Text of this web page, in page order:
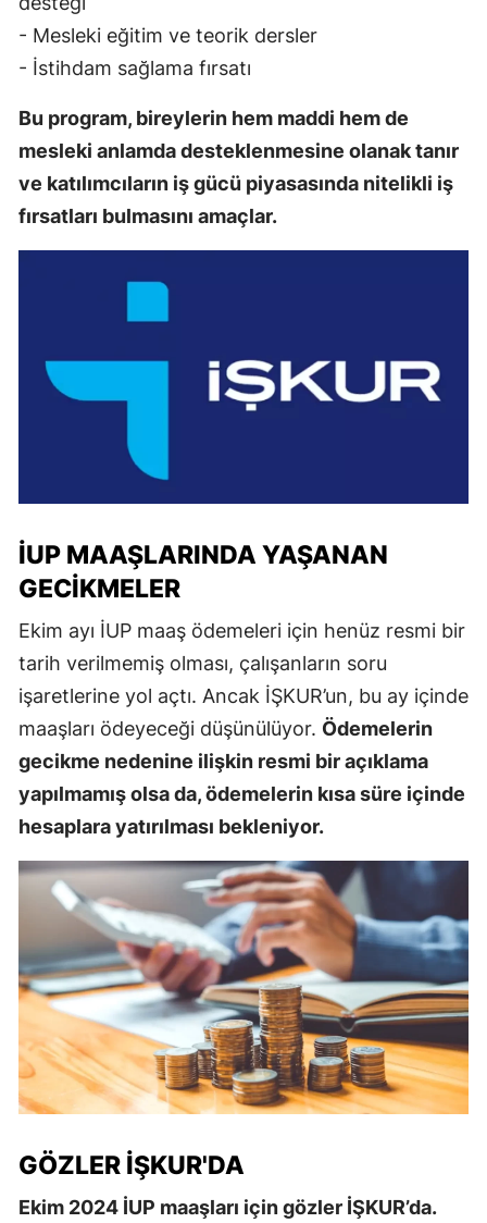
- Mesleki eğitim ve teorik dersler
- İstihdam sağlama fırsatı
Bu program, bireylerin hem maddi hem de
mesleki anlamda desteklenmesine olanak tanır
ve katılımcıların iş gücü piyasasında nitelikli iş
fırsatları bulmasını amaçlar.
İUP MAAŞLARINDA YAŞANAN
GECIKMELER
Ekim ayı İUP maaş ödemeleri için henüz resmi bir
tarih verilmemiş olması, çalışanların soru
işaretlerine yol açtı. Ancak İŞKUR’un, bu ay içinde
maaşları ödeyeceği düşünülüyor. Ödemelerin
gecikme nedenine ilişkin resmi bir açıklama
yapılmamış olsa da, ödemelerin kısa süre içinde
hesaplara yatırılması bekleniyor.
GÖZLER İŞKUR'DA
Ekim 2024 İUP maaşları için gözler İŞKUR’da.